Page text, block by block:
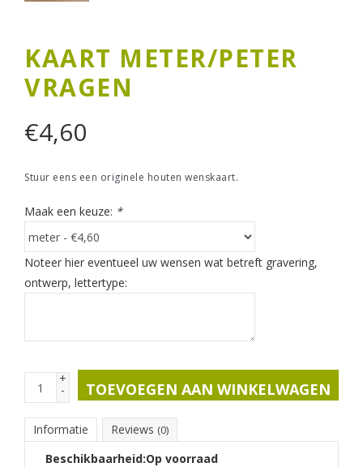
KAART METER/PETER
VRAGEN
€4,60
Stuur eens een originele houten wenskaart.
Maak een keuze: *
Noteer hier eventueel uw wensen wat betreft gravering,
ontwerp, lettertype:
+
- TOEVOEGEN AAN WINKELWAGEN
Informatie Reviews (0)
Beschikbaarheid:Op voorraad